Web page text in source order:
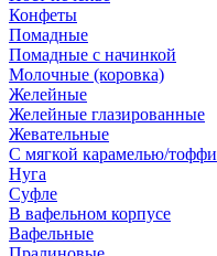
Конфеты
Помадные
Помадные с начинкой
Молочные (коровка)
Желейные
Желейные глазированные
Жевательные
С мягкой карамелью/тоффи
Нуга
Суфле
В вафельном корпусе
Вафельные